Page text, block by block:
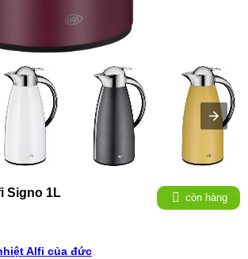
Signo 1L còn hàng
Alfi của đức